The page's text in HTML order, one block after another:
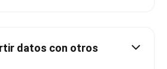
datos con otros